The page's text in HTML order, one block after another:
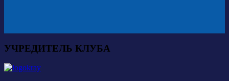
УЧРЕДИТЕЛЬ КЛУБА